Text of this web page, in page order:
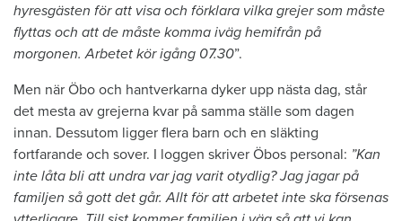
hyresgästen för att visa och förklara vilka grejer som måste
flyttas och att de måste komma iväg hemifrån på
morgonen. Arbetet kör igång 07.30”.
Men när Öbo och hantverkarna dyker upp nästa dag, står
det mesta av grejerna kvar på samma ställe som dagen
innan. Dessutom ligger flera barn och en släkting
fortfarande och sover. I loggen skriver Öbos personal: ”Kan
inte låta bli att undra var jag varit otydlig? Jag jagar på
familjen så gott det går. Allt för att arbetet inte ska försenas